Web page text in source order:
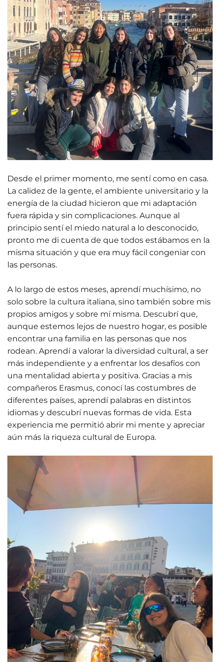
Desde el primer momento, me sentí como en casa.
La calidez de la gente, el ambiente universitario y la
energía de la ciudad hicieron que mi adaptación
fuera rápida y sin complicaciones. Aunque al
principio sentí el miedo natural a lo desconocido,
pronto me di cuenta de que todos estábamos en la
misma situación y que era muy fácil congeniar con
las personas.
A lo largo de estos meses, aprendí muchísimo, no
solo sobre la cultura italiana, sino también sobre mis
propios amigos y sobre mí misma. Descubrí que,
aunque estemos lejos de nuestro hogar, es posible
encontrar una familia en las personas que nos
rodean. Aprendí a valorar la diversidad cultural, a ser
más independiente y a enfrentar los desafíos con
una mentalidad abierta y positiva. Gracias a mis
compañeros Erasmus, conocí las costumbres de
diferentes países, aprendí palabras en distintos
idiomas y descubrí nuevas formas de vida. Esta
experiencia me permitió abrir mi mente y apreciar
aún más la riqueza cultural de Europa.